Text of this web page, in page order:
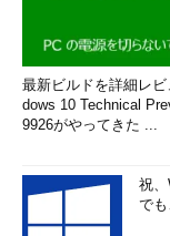
かによって改ざん
なぜならば、公開
鍵、すなわちAさん
たのはAさんに間違
（図3）。
実際の電子署名は
み合わせて行われる
つアルゴリズムであ
最新ビルドを詳細レ
dows 10 Technical
9926がやってきた ...
祝
で